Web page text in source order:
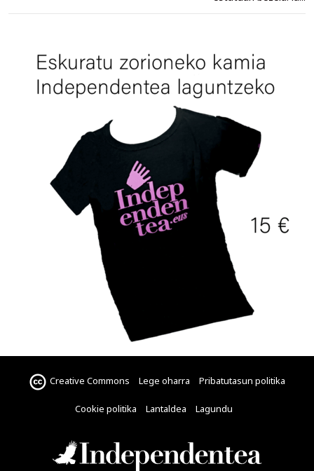
Creative Commons Lege oharra Pribatutasun politika
Cookie politika Lantaldea Lagundu